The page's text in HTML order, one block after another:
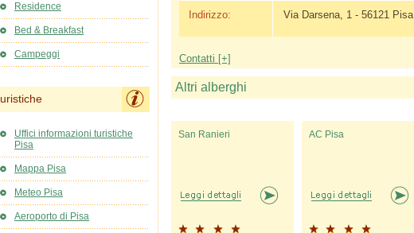
Indirizzo: Via Darsena, 1 - 56121 Pisa
Contatti [+]
Altri alberghi
San Ranieri AC Pisa
Residence
Bed & Breakfast
Campeggi
Uffici informazioni turistiche
Pisa
Mappa Pisa
Meteo Pisa
Aeroporto di Pisa